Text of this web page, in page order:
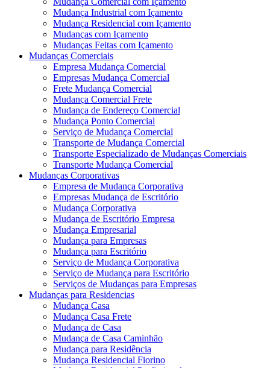
Mudança Industrial com Içamento
Mudança Residencial com Içamento
Mudanças com Içamento
Mudanças Feitas com Içamento
Mudanças Comerciais
Empresa Mudança Comercial
Empresas Mudança Comercial
Frete Mudança Comercial
Mudança Comercial Frete
Mudança de Endereço Comercial
Mudança Ponto Comercial
Serviço de Mudança Comercial
Transporte de Mudança Comercial
Transporte Especializado de Mudanças Comerciais
Transporte Mudança Comercial
Mudanças Corporativas
Empresa de Mudança Corporativa
Empresas Mudança de Escritório
Mudança Corporativa
Mudança de Escritório Empresa
Mudança Empresarial
Mudança para Empresas
Mudança para Escritório
Serviço de Mudança Corporativa
Serviço de Mudança para Escritório
Serviços de Mudanças para Empresas
Mudanças para Residencias
Mudança Casa
Mudança Casa Frete
Mudança de Casa
Mudança de Casa Caminhão
Mudança para Residência
Mudança Residencial Fiorino